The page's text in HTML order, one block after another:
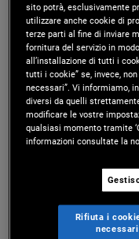
I domini email legittimi
@uk.pimco.com,
@azoa.com. In caso
PIMCO che non si
sulla sicurezza di
natura che sembri
segnalazione (con
fraud@pimco.com.
Se venite contattati da
sito potrà, esclusivamente
utilizzare anche cookie di
terze parti al fine di inviare
fornitura del servizio in
all’installazione di tutti i
tutti i cookie” se, invece,
necessari”. Vi informiamo,
diversi da quelli
modificare le vostre
qualsiasi momento tramite
informazioni consultate la
Rifiuta i
necessari